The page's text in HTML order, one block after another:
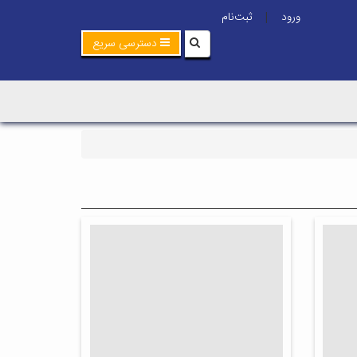
ورود |
ثبت‌نام
دسترسی سریع